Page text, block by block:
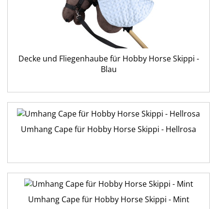
Decke und Fliegenhaube für Hobby Horse Skippi -
Blau
Umhang Cape für Hobby Horse Skippi - Hellrosa
Umhang Cape für Hobby Horse Skippi - Mint